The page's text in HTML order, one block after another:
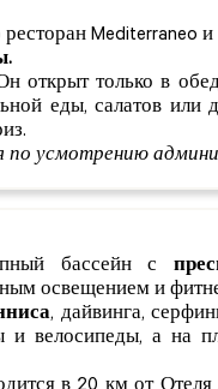
Mediterraneo и
открыт только в
еды, салатов или
усмотрению
бассейн с
освещением и
, дайвинга,
и велосипеды, а на